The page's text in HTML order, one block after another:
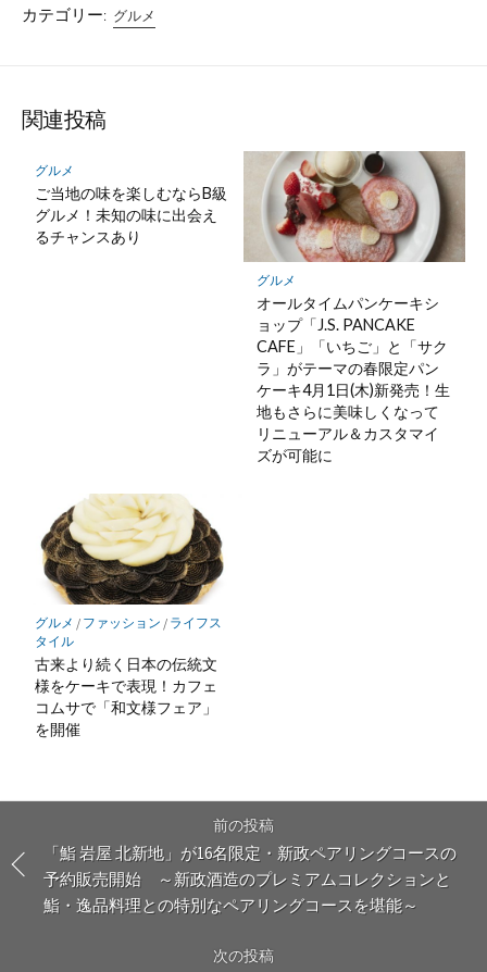
カテゴリー: グルメ
関連投稿
グルメ
ご当地の味を楽しむならB級
グルメ！未知の味に出会え
るチャンスあり
グルメ
オールタイムパンケーキシ
ョップ「J.S. PANCAKE
CAFE」「いちご」と「サク
ラ」がテーマの春限定パン
ケーキ4月1日(木)新発売！生
地もさらに美味しくなって
リニューアル＆カスタマイ
ズが可能に
グルメ / ファッション / ライフス
タイル
古来より続く日本の伝統文
様をケーキで表現！カフェ
コムサで「和文様フェア」
を開催
前の投稿
「鮨 岩屋 北新地」が16名限定・新政ペアリングコースの
予約販売開始 ～新政酒造のプレミアムコレクションと
鮨・逸品料理との特別なペアリングコースを堪能～
次の投稿